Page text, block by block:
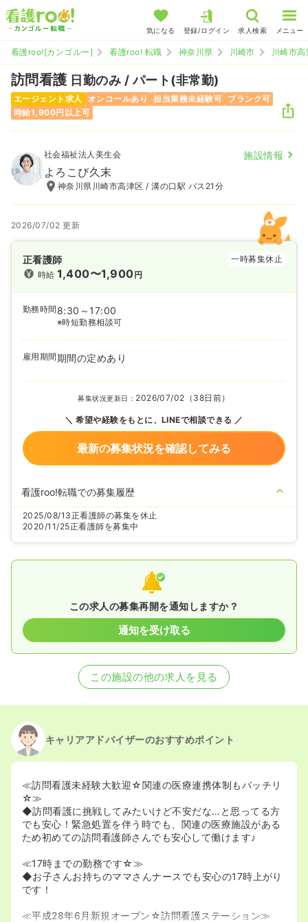
気になる 登録/ログイン 求人検索 メニュー
看護roo![カンゴルー] 看護roo! 転職 神奈川県 川崎市 川崎市
訪問看護 日勤のみ / パート(非常勤)
エージェント求人 オンコールあり 担当業務未経験可 ブランク可
時給1,900円以上可
社会福祉法人美生会 施設情報
よろこび久末
神奈川県川崎市高津区 / 溝の口駅 バス21分
2026/07/02 更新
正看護師
一時募集休止
時給1,400〜1,900円
勤務時間 8:30～17:00
※時短勤務相談可
雇用期間期間の定めあり
募集状況更新日： 2026/07/02（38日前）
希望や経験をもとに、LINEで相談できる
最新の募集状況を確認してみる
看護roo!転職での募集履歴
2025/08/13正看護師の募集を休止
2020/11/25正看護師を募集中
この求人の募集再開を通知しますか？
通知を受け取る
この施設の他の求人を見る
キャリアアドバイザーのおすすめポイント
≪訪問看護未経験大歓迎☆関連の医療連携体制もバッチリ
☆≫
◆訪問看護に挑戦してみたいけど不安だな…と思ってる方
でも安心！緊急処置を伴う時でも、関連の医療施設がある
ため初めての訪問看護師さんでも安心して働けます♪
≪17時までの勤務です☆≫
◆お子さんお持ちのママさんナースでも安心の17時上がり
です！
≪平成28年6月新規オープン☆訪問看護ステーション≫